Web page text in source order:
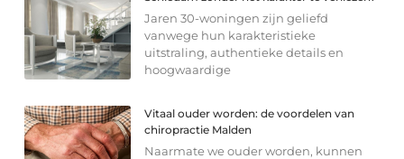
Jaren 30-woningen zijn geliefd
vanwege hun karakteristieke
uitstraling, authentieke details en
hoogwaardige
Vitaal ouder worden: de voordelen van
chiropractie Malden
Naarmate we ouder worden, kunnen